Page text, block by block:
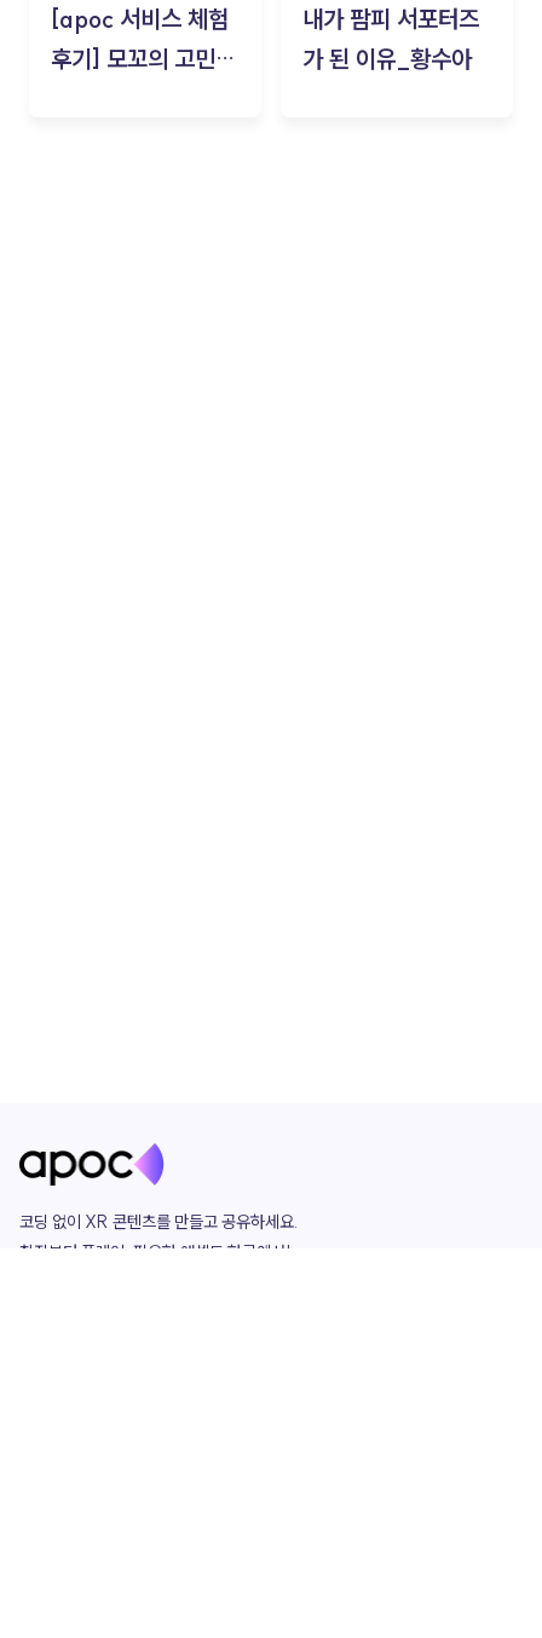
[apoc 서비스 체험
후기] 모꼬의 고민세
내가 팜피 서포터즈
가 된 이유_황수아
코딩 없이 XR 콘텐츠를 만들고 공유하세요.
창작부터 플레이, 필요한 애셋도 한곳에서!